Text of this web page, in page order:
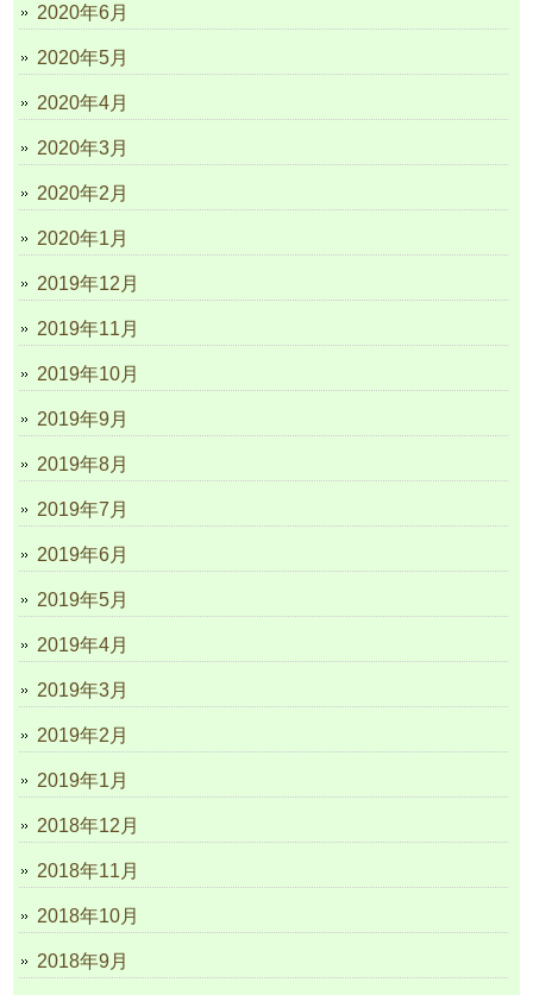
2020年6月
2020年5月
2020年4月
2020年3月
2020年2月
2020年1月
2019年12月
2019年11月
2019年10月
2019年9月
2019年8月
2019年7月
2019年6月
2019年5月
2019年4月
2019年3月
2019年2月
2019年1月
2018年12月
2018年11月
2018年10月
2018年9月